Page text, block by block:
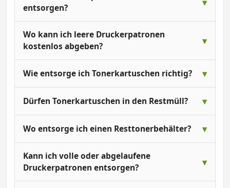
entsorgen?
Wo kann ich leere Druckerpatronen
kostenlos abgeben?
Wie entsorge ich Tonerkartuschen richtig?
Dürfen Tonerkartuschen in den Restmüll?
Wo entsorge ich einen Resttonerbehälter?
Kann ich volle oder abgelaufene
Druckerpatronen entsorgen?